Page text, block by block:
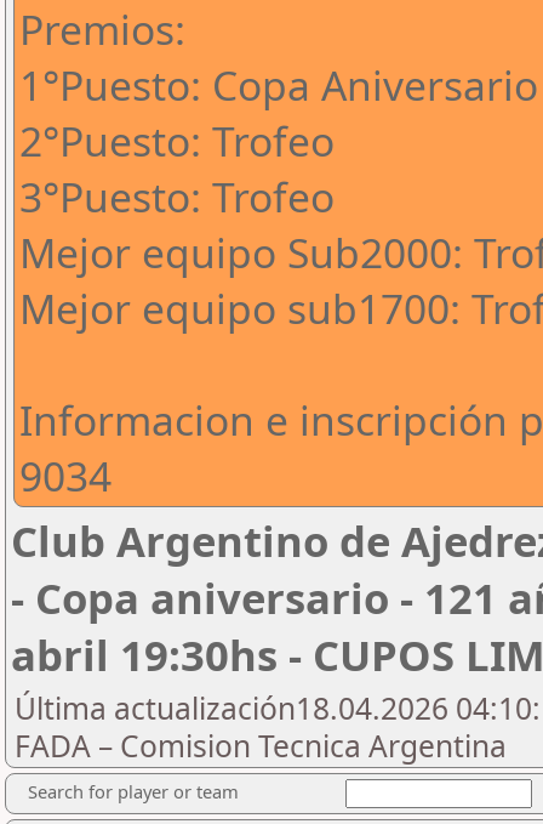
Premios:
1°Puesto: Copa Aniversario
2°Puesto: Trofeo
3°Puesto: Trofeo
Mejor equipo Sub2000:
Mejor equipo sub1700:
Informacion e inscripción
9034
Club Argentino de
- Copa aniversario - 121
abril 19:30hs - CUPOS
Última actualización18.04.2026
FADA – Comision Tecnica Argentina
Search for player or team